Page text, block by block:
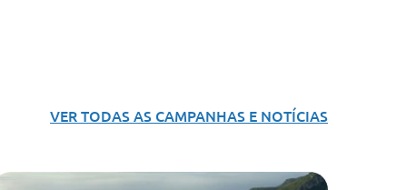
VER TODAS AS CAMPANHAS E NOTÍCIAS